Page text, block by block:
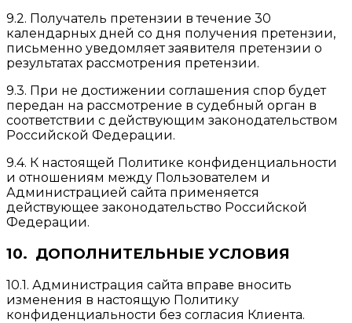
9.2. Получатель претензии в течение 30
календарных дней со дня получения претензии,
письменно уведомляет заявителя претензии о
результатах рассмотрения претензии.
9.3. При не достижении соглашения спор будет
передан на рассмотрение в судебный орган в
соответствии с действующим законодательством
Российской Федерации.
9.4. К настоящей Политике конфиденциальности
и отношениям между Пользователем и
Администрацией сайта применяется
действующее законодательство Российской
Федерации.
10. ДОПОЛНИТЕЛЬНЫЕ УСЛОВИЯ
10.1. Администрация сайта вправе вносить
изменения в настоящую Политику
конфиденциальности без согласия Клиента.